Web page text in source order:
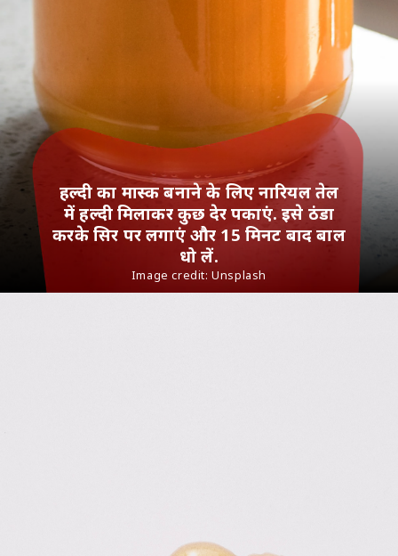
हल्दी का मास्क बनाने के लिए नारियल तेल
में हल्दी मिलाकर कुछ देर पकाएं. इसे ठंडा
करके सिर पर लगाएं और 15 मिनट बाद बाल
धो लें.
Image credit: Unsplash